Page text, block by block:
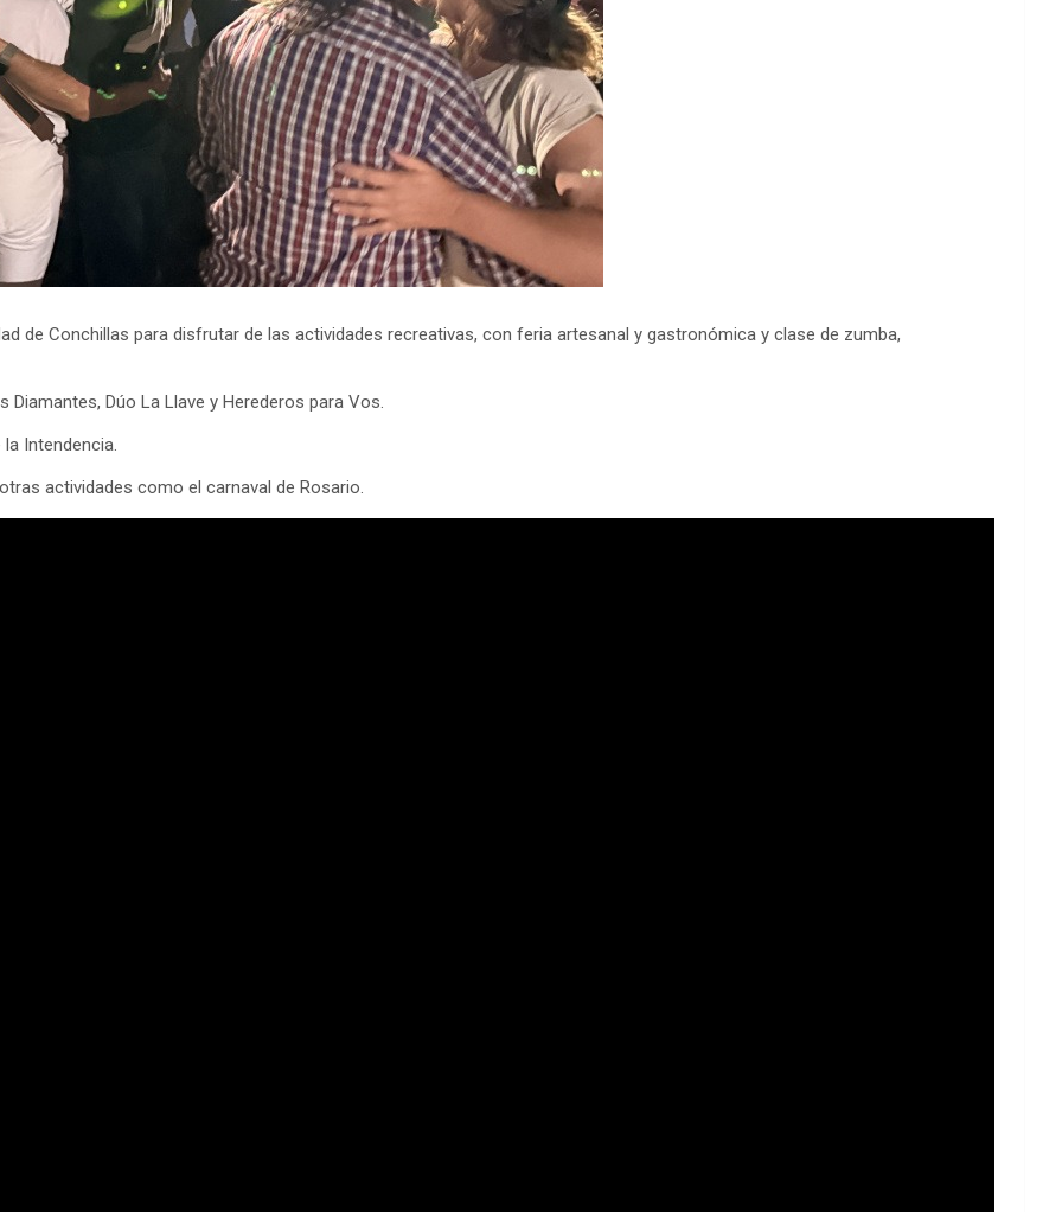
de Conchillas para disfrutar de las actividades recreativas, con feria artesanal y gastronómica y clase de zumba,
Dúo La Llave y Herederos para Vos.
Intendencia.
actividades como el carnaval de Rosario.